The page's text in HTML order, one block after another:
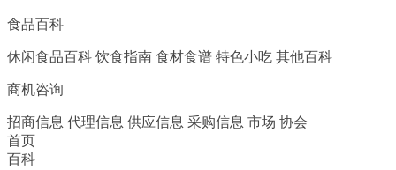
食品百科
休闲食品百科 饮食指南 食材食谱 特色小吃 其他百科
商机咨询
招商信息 代理信息 供应信息 采购信息 市场 协会
首页
百科